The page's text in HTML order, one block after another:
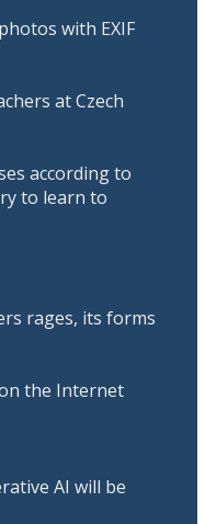
with EXIF
at Czech
according to
to learn to
rages, its forms
the Internet
AI will be